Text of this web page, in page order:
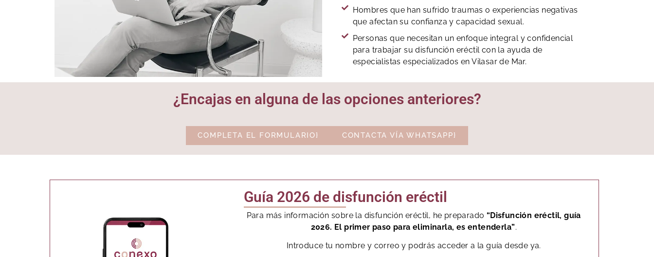
Hombres que han sufrido traumas o experiencias negativas
que afectan su confianza y capacidad sexual.
Personas que necesitan un enfoque integral y confidencial
para trabajar su disfunción eréctil con la ayuda de
especialistas especializados en Vilasar de Mar.
¿Encajas en alguna de las opciones anteriores?
COMPLETA EL FORMULARIO} CONTACTA VÍA WHATSAPP}
Guía 2026 de disfunción eréctil
Para más información sobre la disfunción eréctil, he preparado “Disfunción eréctil, guía
2026. El primer paso para eliminarla, es entenderla”.
Introduce tu nombre y correo y podrás acceder a la guía desde ya.